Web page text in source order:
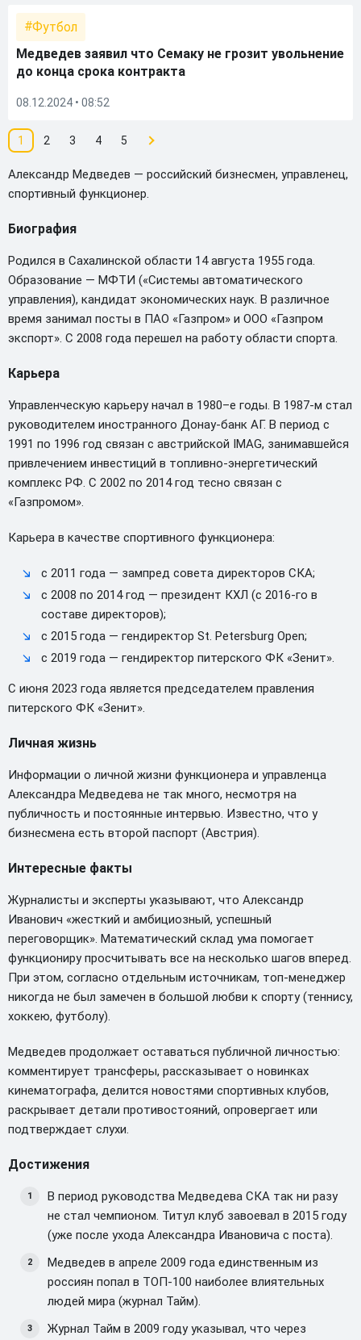
Футбол
Медведев заявил что Семаку не грозит увольнение
до конца срока контракта
08.12.2024 • 08:52
1 2 3 4 5
Александр Медведев — российский бизнесмен, управленец,
спортивный функционер.
Биография
Родился в Сахалинской области 14 августа 1955 года.
Образование — МФТИ («Системы автоматического
управления), кандидат экономических наук. В различное
время занимал посты в ПАО «Газпром» и ООО «Газпром
экспорт». С 2008 года перешел на работу области спорта.
Карьера
Управленческую карьеру начал в 1980–е годы. В 1987-м стал
руководителем иностранного Донау-банк АГ. В период с
1991 по 1996 год связан с австрийской IMAG, занимавшейся
привлечением инвестиций в топливно-энергетический
комплекс РФ. С 2002 по 2014 год тесно связан с
«Газпромом».
Карьера в качестве спортивного функционера:
с 2011 года — зампред совета директоров СКА;
с 2008 по 2014 год — президент КХЛ (с 2016-го в
составе директоров);
с 2015 года — гендиректор St. Petersburg Open;
с 2019 года — гендиректор питерского ФК «Зенит».
С июня 2023 года является председателем правления
питерского ФК «Зенит».
Личная жизнь
Информации о личной жизни функционера и управленца
Александра Медведева не так много, несмотря на
публичность и постоянные интервью. Известно, что у
бизнесмена есть второй паспорт (Австрия).
Интересные факты
Журналисты и эксперты указывают, что Александр
Иванович «жесткий и амбициозный, успешный
переговорщик». Математический склад ума помогает
функциониру просчитывать все на несколько шагов вперед.
При этом, согласно отдельным источникам, топ-менеджер
никогда не был замечен в большой любви к спорту (теннису,
хоккею, футболу).
Медведев продолжает оставаться публичной личностью:
комментирует трансферы, рассказывает о новинках
кинематографа, делится новостями спортивных клубов,
раскрывает детали противостояний, опровергает или
подтверждает слухи.
Достижения
В период руководства Медведева СКА так ни разу
не стал чемпионом. Титул клуб завоевал в 2015 году
(уже после ухода Александра Ивановича с поста).
Медведев в апреле 2009 года единственным из
россиян попал в ТОП-100 наиболее влиятельных
людей мира (журнал Тайм).
Журнал Тайм в 2009 году указывал, что через